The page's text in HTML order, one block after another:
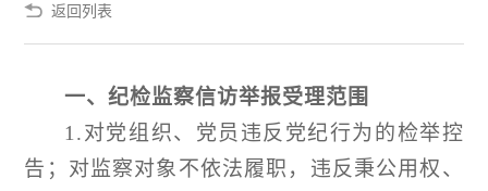
返回列表
一、纪检监察信访举报受理范围
1.对党组织、党员违反党纪行为的检举控
告；对监察对象不依法履职，违反秉公用权、